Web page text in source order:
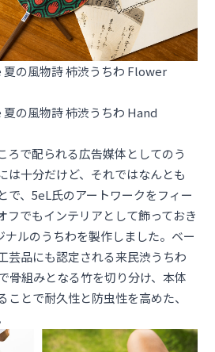
の風物詩 柿渋うちわ Flower
の風物詩 柿渋うちわ Hand
ろで配られる広告媒体としてのう
は十分だけど、それではなんとも
で、5eL氏のアートワークをフィー
フでもインテリアとして飾っておき
ルのうちわを製作しました。ベー
芸品にも認定される来民渋うちわ
骨組みとなる竹を切り分け、本体
ことで耐久性と防虫性を高めた、